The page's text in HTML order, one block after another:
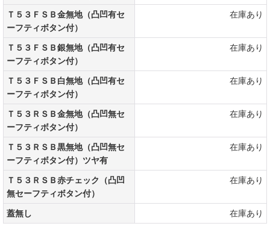
Ｔ５３ＦＳＢ金無地（凸凹有セ
ーフティボタン付）
在庫あり
Ｔ５３ＦＳＢ銀無地（凸凹有セ
ーフティボタン付）
在庫あり
Ｔ５３ＦＳＢ白無地（凸凹有セ
ーフティボタン付）
在庫あり
Ｔ５３ＲＳＢ金無地（凸凹無セ
ーフティボタン付）
在庫あり
Ｔ５３ＲＳＢ黒無地（凸凹無セ
ーフティボタン付）ツヤ有
在庫あり
Ｔ５３ＲＳＢ赤チェック（凸凹
無セーフティボタン付）
在庫あり
蓋無し 在庫あり